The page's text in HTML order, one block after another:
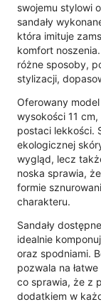
swojemu stylowi
sandały
która imituje
komfort
różne sposoby,
stylizacji,
Oferowany
wysokości 11
postaci lekkości.
ekologicznej
wygląd, lecz
noska sprawia,
formie
charakteru.
Sandały
idealnie
oraz spodniami.
pozwala na
co sprawia, że z
dodatkiem w